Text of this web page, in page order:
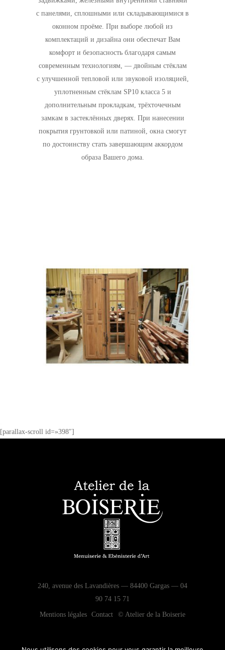
с панелями, сплошными или складывающимися в
оконном проёме. При выборе любой из
комплектаций и дизайна они обеспечат Вам
комфорт и безопасность благодаря самым
современным технологиям, — двойным стёклам
с улучшенной тепловой или звуковой изоляцией,
уплотненным стёклам SP10 класса 5 и
дополнительным прокладкам, трёхточечным
замкам в застеклённых дверях. При нанесении
покрытия грунтовкой или патиной, окна смогут
по достоинству стать завершающим аккордом
образа Вашего дома.
[parallax-scroll id=»398″]
240, avenue des Lavandières — 84400 Gargas — 04
90 74 15 71
Mentions légales Contact © Atelier de la Boiserie